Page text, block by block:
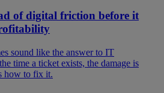
of digital friction before it
sound like the answer to IT
time a ticket exists, the damage is
how to fix it.